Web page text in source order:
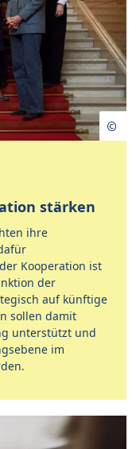
stärken
ihre
Kooperation ist
der
auf künftige
sollen damit
unterstützt und
im